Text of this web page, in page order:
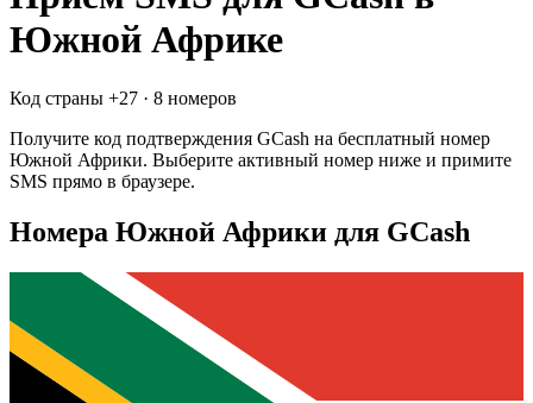
Южной Африке
Код страны +27 · 8 номеров
Получите код подтверждения GCash на бесплатный номер
Южной Африки. Выберите активный номер ниже и примите
SMS прямо в браузере.
Номера Южной Африки для GCash